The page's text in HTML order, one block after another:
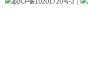
皖ICP备10201720号-2